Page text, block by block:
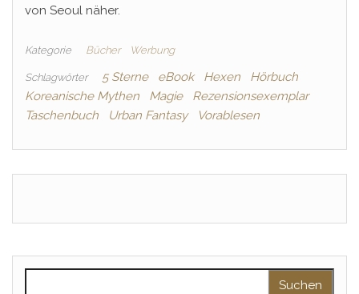
von Seoul näher.
Kategorie Bücher Werbung
Schlagwörter 5 Sterne eBook Hexen
Hörbuch
Koreanische Mythen
Magie
Rezensionsexemplar
Taschenbuch
Urban Fantasy Vorablesen